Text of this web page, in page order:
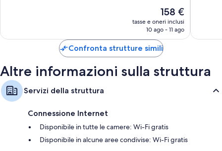
Stadt
Il
prezzo
attuale
158 €
158 €
tasse e oneri inclusi
10 ago - 11 ago
Confronta strutture simili
Altre informazioni sulla struttura
Servizi della struttura
Connessione Internet
Disponibile in tutte le camere: Wi-Fi gratis
Disponibile in alcune aree condivise: Wi-Fi gratis